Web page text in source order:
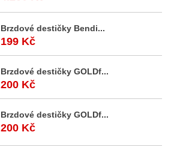
Brzdové destičky Bendi...
199 Kč
Brzdové destičky GOLDf...
200 Kč
Brzdové destičky GOLDf...
200 Kč